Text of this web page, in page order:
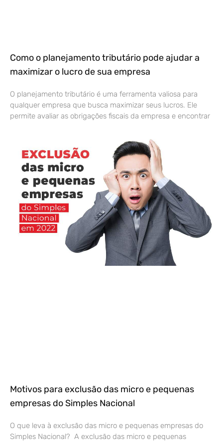
Como o planejamento tributário pode ajudar a
maximizar o lucro de sua empresa
O planejamento tributário é uma ferramenta valiosa para
qualquer empresa que busca maximizar seus lucros. Ele
permite avaliar as obrigações fiscais da empresa e encontrar
Motivos para exclusão das micro e pequenas
empresas do Simples Nacional
O que leva à exclusão das micro e pequenas empresas do
Simples Nacional? A exclusão das micro e pequenas